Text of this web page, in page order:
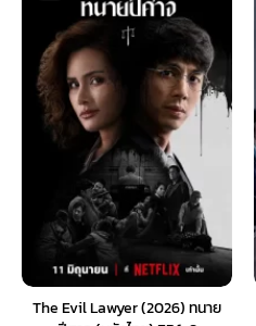
The Evil Lawyer (2026) ทนาย